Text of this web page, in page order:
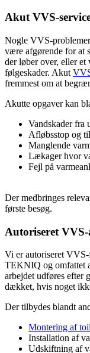
Akut VVS-
Nogle VVS-
være afgørende for at
der løber over, eller
følgeskader. Akut
fremmest om at
Akutte opgaver kan
Vandskader fra
Afløbsstop og
Manglende
Lækager hvor
Fejl på
Der medbringes
første besøg.
Autoriseret
Vi er autoriseret
TEKNIQ og omfattet
arbejdet udføres efter
dækket, hvis noget
Der tilbydes blandt
Montering af
Installation af
Udskiftning af